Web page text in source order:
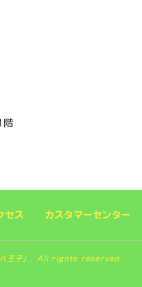
階
セス カスタマーセンター
八王子」. All rights reserved.